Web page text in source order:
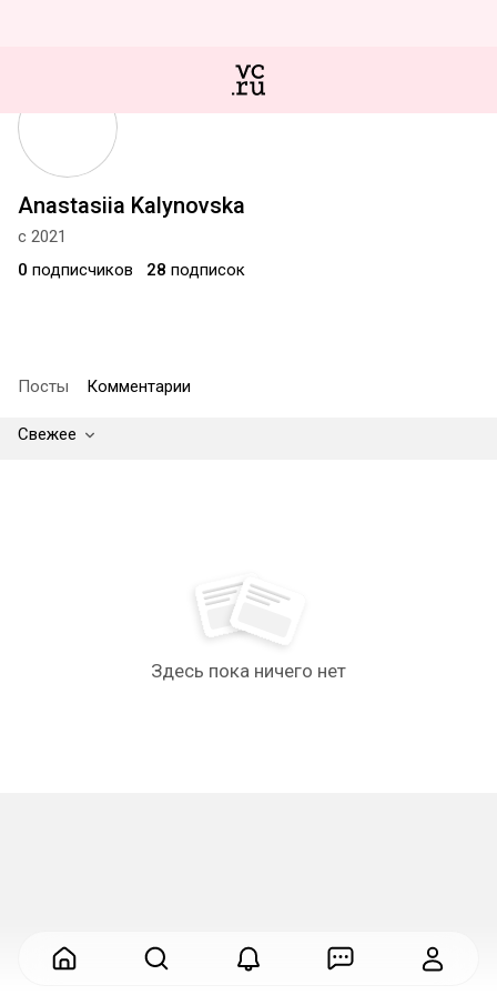
Anastasiia Kalynovska
с 2021
0 подписчиков 28 подписок
Посты Комментарии
Свежее
Здесь пока ничего нет